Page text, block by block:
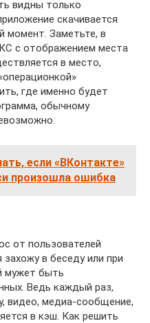
видны только
скачивается
момент. Заметьте, в
с отображением места
в место,
где именно будет
обычному
если «ВКонтакте»
произошла ошибка
от пользователей
в беседу или при
мужет быть
Ведь каждый раз,
видео, медиа-сообщение,
в кэш. Как решить